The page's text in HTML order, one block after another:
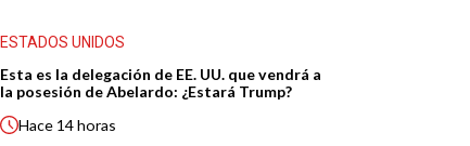
ESTADOS UNIDOS
Esta es la delegación de EE. UU. que vendrá a
la posesión de Abelardo: ¿Estará Trump?
Hace 14 horas